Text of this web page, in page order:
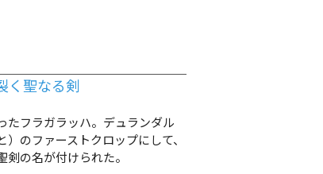
く聖なる剣
フラガラッハ。デュランダル
のファーストクロップにして、
の名が付けられた。